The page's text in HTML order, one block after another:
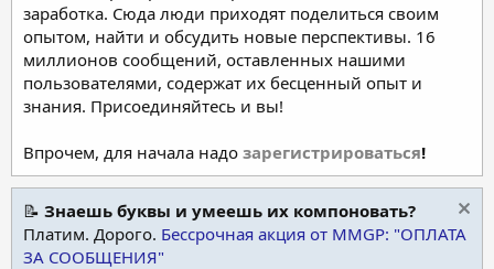
заработка. Сюда люди приходят поделиться своим
опытом, найти и обсудить новые перспективы. 16
миллионов сообщений, оставленных нашими
пользователями, содержат их бесценный опыт и
знания. Присоединяйтесь и вы!
Впрочем, для начала надо зарегистрироваться!
📝 Знаешь буквы и умеешь их компоновать?
Платим. Дорого. Бессрочная акция от MMGP: "ОПЛАТА
ЗА СООБЩЕНИЯ"